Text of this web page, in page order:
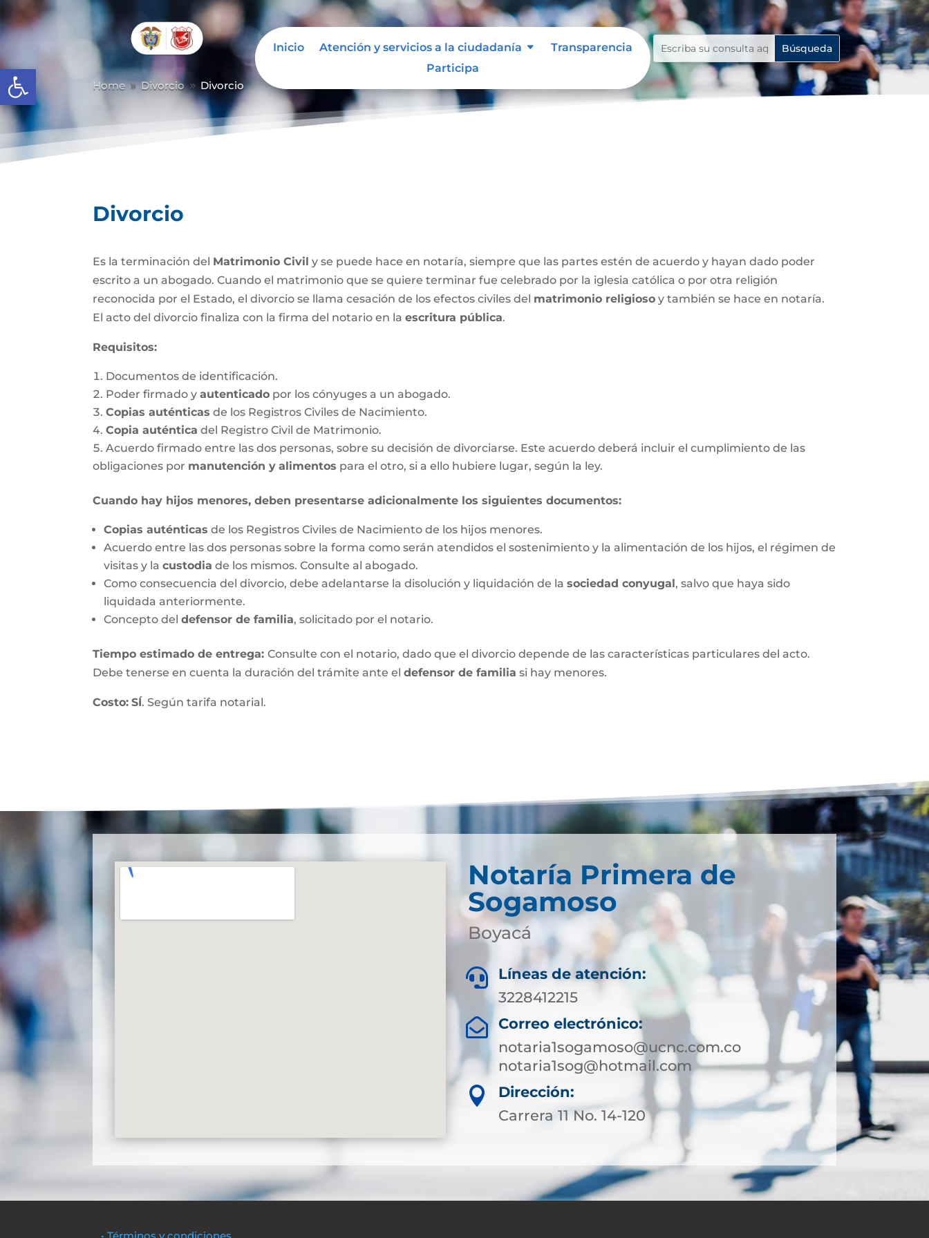
Abrir barra de herramientas
Inicio Atención y servicios a la ciudadanía
Transparencia
Participa
Home 9 Divorcio 9 Divorcio
Divorcio
Es la terminación del Matrimonio Civil y se puede hace en notaría, siempre que las partes estén de acuerdo y hayan dado poder
escrito a un abogado. Cuando el matrimonio que se quiere terminar fue celebrado por la iglesia católica o por otra religión
reconocida por el Estado, el divorcio se llama cesación de los efectos civiles del matrimonio religioso y también se hace en notaría.
El acto del divorcio finaliza con la firma del notario en laescritura pública.
Requisitos:
Documentos de identificación.
Poder firmado yautenticado por los cónyuges a un abogado.
Copias auténticas de los Registros Civiles de Nacimiento.
Copia auténtica del Registro Civil de Matrimonio.
Acuerdo firmado entre las dos personas, sobre su decisión de divorciarse. Este acuerdo deberá incluir el cumplimiento de las
obligaciones por manutención y alimentos para el otro, si a ello hubiere lugar, según la ley.
Cuando hay hijos menores, deben presentarse adicionalmente los siguientes documentos:
Copias auténticas de los Registros Civiles de Nacimiento de los hijos menores.
Acuerdo entre las dos personas sobre la forma como serán atendidos el sostenimiento y la alimentación de los hijos, el régimen de
visitas y lacustodia de los mismos. Consulte al abogado.
Como consecuencia del divorcio, debe adelantarse la disolución y liquidación de lasociedad conyugal, salvo que haya sido
liquidada anteriormente.
Concepto deldefensor de familia, solicitado por el notario.
Tiempo estimado de entrega:Consulte con el notario, dado que el divorcio depende de las características particulares del acto.
Debe tenerse en cuenta la duración del trámite ante eldefensor de familia si hay menores.
Costo: SÍ. Según tarifa notarial.
Notaría Primera de
Sogamoso
Boyacá

Líneas de atención:
3228412215

Correo electrónico:
notaria1sogamoso@ucnc.com.co
notaria1sog@hotmail.com

Dirección:
Carrera 11 No. 14-120
• Términos y condiciones